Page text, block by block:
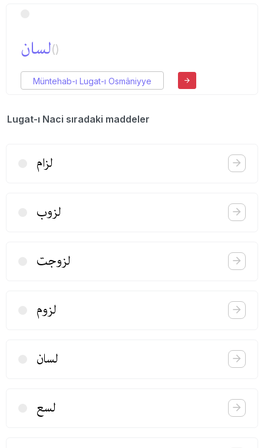
لسان()
Müntehab-ı Lugat-ı Osmâniyye
Lugat-ı Naci sıradaki maddeler
لزام
لزوب
لزوجت
لزوم
لسان
لسع